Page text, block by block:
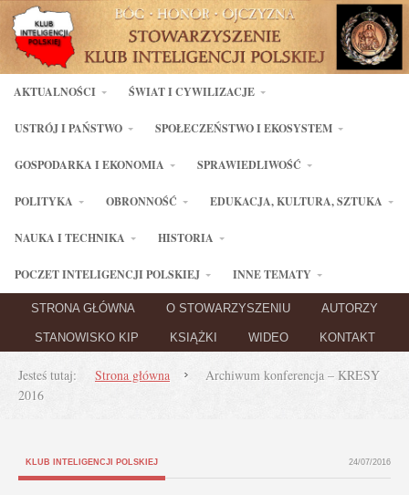
AKTUALNOŚCI ŚWIAT I CYWILIZACJE
USTRÓJ I PAŃSTWO SPOŁECZEŃSTWO I EKOSYSTEM
GOSPODARKA I EKONOMIA SPRAWIEDLIWOŚĆ
POLITYKA OBRONNOŚĆ EDUKACJA, KULTURA, SZTUKA
NAUKA I TECHNIKA HISTORIA
POCZET INTELIGENCJI POLSKIEJ INNE TEMATY
STRONA GŁÓWNA O STOWARZYSZENIU AUTORZY
STANOWISKO KIP KSIĄŻKI WIDEO KONTAKT
Jesteś tutaj: Strona główna
Archiwum konferencja – KRESY
2016
KLUB INTELIGENCJI POLSKIEJ 24/07/2016